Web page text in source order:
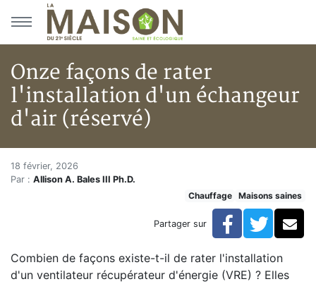
Aller au menu principal
Aller au contenu principal
Onze façons de rater
l'installation d'un échangeur
d'air (réservé)
Accueil
Articles
Hypersensibilités environnementales
Onze façons de rater l'installation d'un échangeur
Onze façons de rater
18 février, 2026
Par : Allison A. Bales III Ph.D.
Chauffage
Maisons saines
Partager sur Facebook
Combien de façons existe-t-il de rater l'installation
d'un ventilateur récupérateur d'énergie (VRE) ? Elles